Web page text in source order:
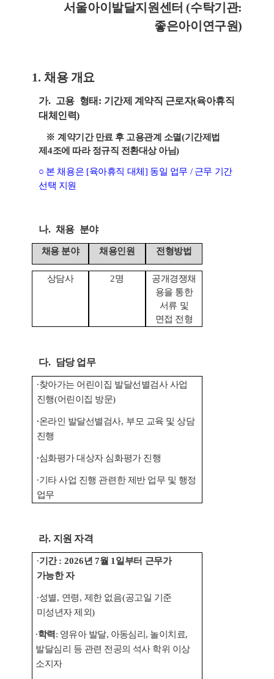
서울아이발달지원센터 (수탁기관:
좋은아이연구원)
1. 채용 개요
가. 고용 형태 : 기간제 계약직 근로자(육아휴직
대체인력)
※계약기간 만료 후 고용관계 소멸(기간제법
제 4조에 따라 정규직 전환대상 아님)
○ 본 채용은 [육아휴직 대체 ] 동일 업무 / 근무 기간
선택 지원
나. 채용 분야
채용 분야 채용인원 전형방법
상담사 2명
공개경쟁채
용을 통한
서류 및
면접 전형
다. 담당 업무
∙찾아가는 어린이집 발달선별검사 사업
진행(어린이집 방문)
∙온라인 발달선별검사, 부모 교육 및 상담
진행
∙심화평가 대상자 심화평가 진행
∙기타 사업 진행 관련한 제반 업무 및 행정
업무
라. 지원 자격
∙기간: 2026년7월 1 일부터 근무가
가능한 자
∙성별, 연령, 제한 없음(공고일 기준
미성년자 제외)
∙학력: 영유아 발달, 아동심리 , 놀이치료,
발달심리 등 관련 전공의 석사 학위 이상
소지자